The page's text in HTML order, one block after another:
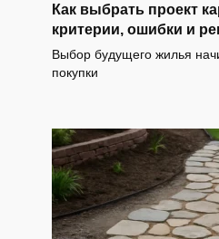
Как выбрать проект
критерии, ошибки и
Выбор будущего жилья
покупки